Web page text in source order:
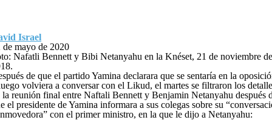
Israel
de mayo de 2020
Nafatli Bennett y Bibi Netanyahu en la Knéset, 21 de noviembre de
de que el partido Yamina declarara que se sentaría en la
volviera a conversar con el Likud, el martes se filtraron los
la reunión final entre Naftali Bennett y Benjamin Netanyahu después
el presidente de Yamina informara a sus colegas sobre su
con el primer ministro, en la que le dijo a Netanyahu: